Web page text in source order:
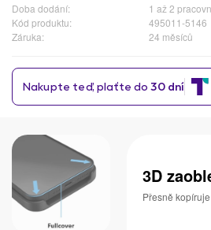
Doba dodání:
1 až 2
Kód produktu:
495011-5146
Záruka:
24 měsíců
3D
Přesně